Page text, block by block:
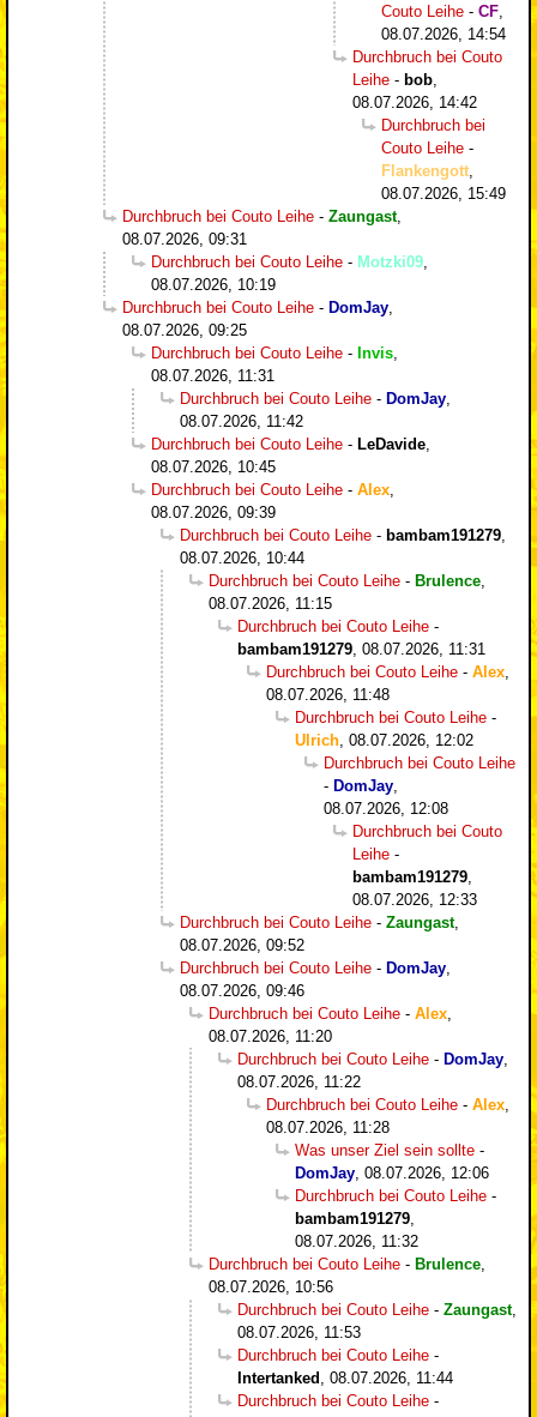
Couto Leihe - CF,
08.07.2026, 14:54
Durchbruch bei Couto
Leihe - bob,
08.07.2026, 14:42
Durchbruch bei
Couto Leihe -
Flankengott,
08.07.2026, 15:49
Durchbruch bei Couto Leihe - Zaungast,
08.07.2026, 09:31
Durchbruch bei Couto Leihe - Motzki09,
08.07.2026, 10:19
Durchbruch bei Couto Leihe - DomJay,
08.07.2026, 09:25
Durchbruch bei Couto Leihe - Invis,
08.07.2026, 11:31
Durchbruch bei Couto Leihe - DomJay,
08.07.2026, 11:42
Durchbruch bei Couto Leihe - LeDavide,
08.07.2026, 10:45
Durchbruch bei Couto Leihe - Alex,
08.07.2026, 09:39
Durchbruch bei Couto Leihe - bambam191279,
08.07.2026, 10:44
Durchbruch bei Couto Leihe - Brulence,
08.07.2026, 11:15
Durchbruch bei Couto Leihe -
bambam191279, 08.07.2026, 11:31
Durchbruch bei Couto Leihe - Alex,
08.07.2026, 11:48
Durchbruch bei Couto Leihe -
Ulrich, 08.07.2026, 12:02
Durchbruch bei Couto Leihe
- DomJay,
08.07.2026, 12:08
Durchbruch bei Couto
Leihe -
bambam191279,
08.07.2026, 12:33
Durchbruch bei Couto Leihe - Zaungast,
08.07.2026, 09:52
Durchbruch bei Couto Leihe - DomJay,
08.07.2026, 09:46
Durchbruch bei Couto Leihe - Alex,
08.07.2026, 11:20
Durchbruch bei Couto Leihe - DomJay,
08.07.2026, 11:22
Durchbruch bei Couto Leihe - Alex,
08.07.2026, 11:28
Was unser Ziel sein sollte -
DomJay, 08.07.2026, 12:06
Durchbruch bei Couto Leihe -
bambam191279,
08.07.2026, 11:32
Durchbruch bei Couto Leihe - Brulence,
08.07.2026, 10:56
Durchbruch bei Couto Leihe - Zaungast,
08.07.2026, 11:53
Durchbruch bei Couto Leihe -
Intertanked , 08.07.2026, 11:44
Durchbruch bei Couto Leihe -